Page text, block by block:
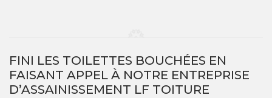
FINI LES TOILETTES BOUCHÉES EN
FAISANT APPEL À NOTRE ENTREPRISE
D’ASSAINISSEMENT LF TOITURE